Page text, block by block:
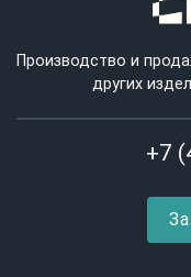
Производство и
других
+7